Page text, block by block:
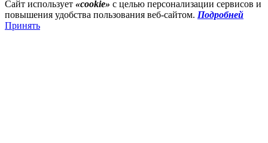
Сайт использует «cookie» с целью персонализации сервисов и
повышения удобства пользования веб-сайтом. Подробней
Принять